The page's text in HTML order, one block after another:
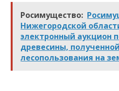
Росимущество:
Нижегородской
электронный аукцион
древесины,
лесопользования на